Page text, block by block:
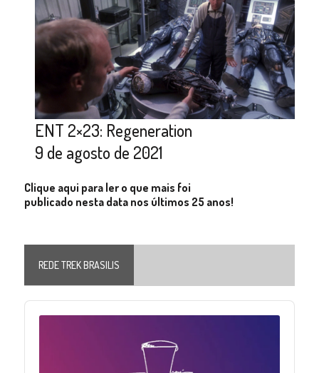
ENT 2×23: Regeneration
9 de agosto de 2021
Clique aqui para ler o que mais foi
publicado nesta data nos últimos 25 anos!
REDE TREK BRASILIS
Audio
Player